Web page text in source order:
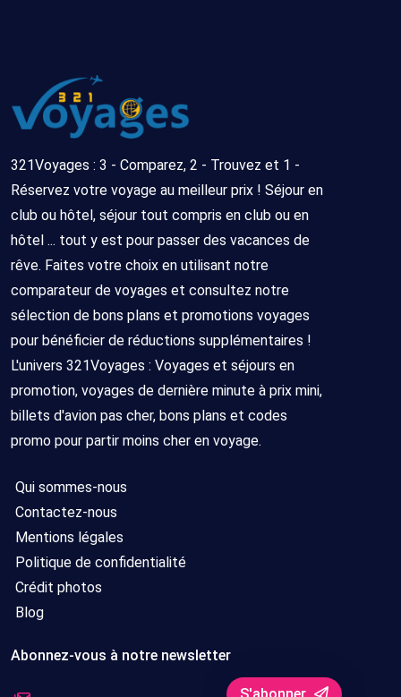
321Voyages : 3 - Comparez, 2 - Trouvez et 1 -
Réservez votre voyage au meilleur prix ! Séjour en
club ou hôtel, séjour tout compris en club ou en
hôtel ... tout y est pour passer des vacances de
rêve. Faites votre choix en utilisant notre
comparateur de voyages et consultez notre
sélection de bons plans et promotions voyages
pour bénéficier de réductions supplémentaires !
L'univers 321Voyages : Voyages et séjours en
promotion, voyages de dernière minute à prix mini,
billets d'avion pas cher, bons plans et codes
promo pour partir moins cher en voyage.
Qui sommes-nous
Contactez-nous
Mentions légales
Politique de confidentialité
Crédit photos
Blog
Abonnez-vous à notre newsletter